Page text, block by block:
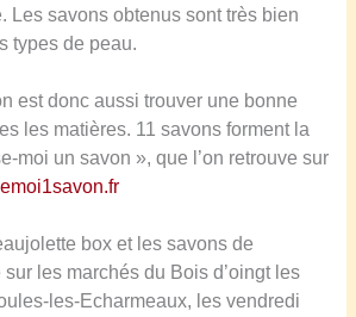
Les savons obtenus sont très bien
types de peau.
est donc aussi trouver une bonne
les matières. 11 savons forment la
moi un savon », que l’on retrouve sur
box et les savons de
les marchés du Bois d’oingt les
les-Echarmeaux, les vendredi